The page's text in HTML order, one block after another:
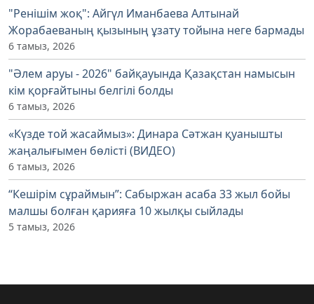
"Ренішім жоқ": Айгүл Иманбаева Алтынай
Жорабаеваның қызының ұзату тойына неге бармады
6 тамыз, 2026
"Әлем аруы - 2026" байқауында Қазақстан намысын
кім қорғайтыны белгілі болды
6 тамыз, 2026
«Күзде той жасаймыз»: Динара Сәтжан қуанышты
жаңалығымен бөлісті (ВИДЕО)
6 тамыз, 2026
“Кешірім сұраймын”: Сабыржан асаба 33 жыл бойы
малшы болған қарияға 10 жылқы сыйлады
5 тамыз, 2026